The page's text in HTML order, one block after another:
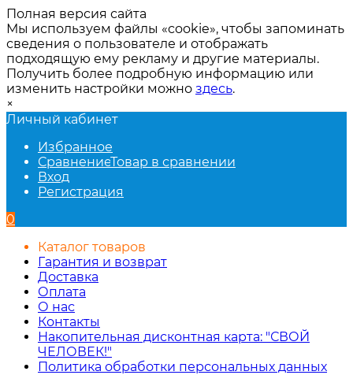
Полная версия сайта
Мы используем файлы «cookie», чтобы запоминать
сведения о пользователе и отображать
подходящую ему рекламу и другие материалы.
Получить более подробную информацию или
изменить настройки можно здесь.
×
Личный кабинет
Избранное
СравнениеТовар в сравнении
Вход
Регистрация
0
Каталог товаров
Гарантия и возврат
Доставка
Оплата
О нас
Контакты
Накопительная дисконтная карта: "СВОЙ
ЧЕЛОВЕК!"
Политика обработки персональных данных